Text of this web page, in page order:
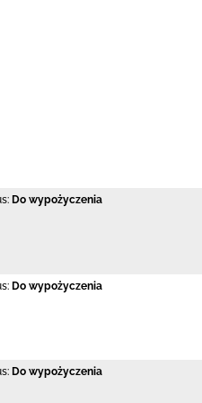
Do wypożyczenia
Do wypożyczenia
Do wypożyczenia